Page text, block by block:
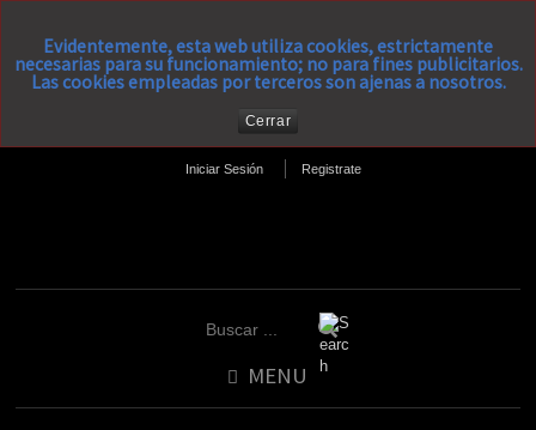
Evidentemente, esta web utiliza cookies, estrictamente
necesarias para su funcionamiento; no para fines publicitarios.
Las cookies empleadas por terceros son ajenas a nosotros.
Cerrar
Iniciar Sesión Registrate
MENU